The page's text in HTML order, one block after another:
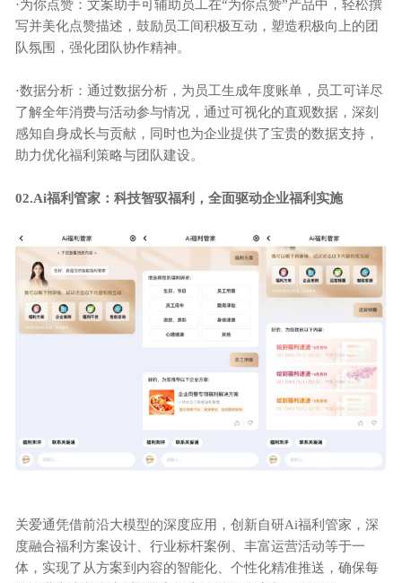
·为你点赞：文案助手可辅助员工在“为你点赞”产品中，轻松撰
写并美化点赞描述，鼓励员工间积极互动，塑造积极向上的团
队氛围，强化团队协作精神。
·数据分析：通过数据分析，为员工生成年度账单，员工可详尽
了解全年消费与活动参与情况，通过可视化的直观数据，深刻
感知自身成长与贡献，同时也为企业提供了宝贵的数据支持，
助力优化福利策略与团队建设。
02.Ai福利管家：科技智驭福利，全面驱动企业福利实施
关爱通凭借前沿大模型的深度应用，创新自研Ai福利管家，深
度融合福利方案设计、行业标杆案例、丰富运营活动等于一
体，实现了从方案到内容的智能化、个性化精准推送，确保每